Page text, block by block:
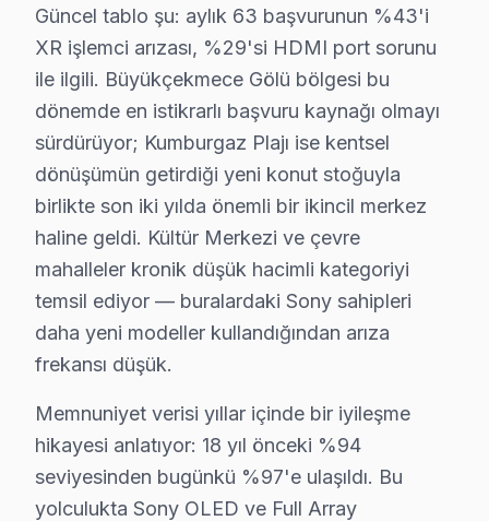
Üçüncü katman — Dış mahalleler: Kültür Merkezi ve
Büyükçekmece Mahalle Bazlı Sony TV Servis
Büyükçekmece genelinde Sony panel teknik servis
19 Mayıs, Ahmediye, Alkent 2000, Atatürk,
Çakmaklı, Dizdariye, Fatih, Güzelce, Hürriyet,
Mimarsinan, Muratbey, Pınartepe, Sırtköy,
Sony TV'lerde Sık Görülen Arızalar
Büyükçekmece'de Sony BRAVIA XR teknolojisini
▸ XR işlemci arızası: Büyükçekmece'de Sony'ın
▸ Ses kartı arızası: BGA yeniden lehimleme veya
▸ Panel kararması: Büyükçekmece'de daha az
Büyükçekmece'de hangi belirtiyle gelirseniz gelin —
Güncel tablo şu: aylık 63 başvurunun %43'i
XR işlemci arızası, %29'si HDMI port sorunu
ile ilgili. Büyükçekmece Gölü bölgesi bu
dönemde en istikrarlı başvuru kaynağı olmayı
sürdürüyor; Kumburgaz Plajı ise kentsel
dönüşümün getirdiği yeni konut stoğuyla
birlikte son iki yılda önemli bir ikincil merkez
haline geldi. Kültür Merkezi ve çevre
mahalleler kronik düşük hacimli kategoriyi
temsil ediyor — buralardaki Sony sahipleri
daha yeni modeller kullandığından arıza
frekansı düşük.
Memnuniyet verisi yıllar içinde bir iyileşme
hikayesi anlatıyor: 18 yıl önceki %94
seviyesinden bugünkü %97'e ulaşıldı. Bu
yolculukta Sony OLED ve Full Array